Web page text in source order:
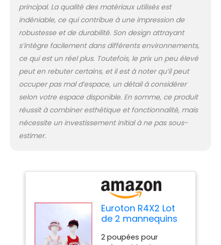
principal. La qualité des matériaux utilisés est
indéniable, ce qui contribue à une impression de
robustesse et de durabilité. Son design attrayant
s’intègre facilement dans différents environnements,
ce qui est un réel plus. Toutefois, le prix un peu élevé
peut en rebuter certains, et il est à noter qu’il peut
occuper pas mal d’espace, un détail à considérer
selon votre espace disponible. En somme, ce produit
réussit à combiner esthétique et fonctionnalité, mais
nécessite un investissement initial à ne pas sous-
estimer.
Euroton R4X2 Lot
de 2 mannequins
enfant 95 cm
2 poupées pour